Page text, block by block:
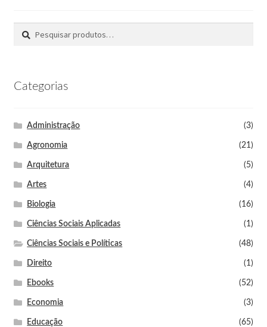
Pesquisar
Categorias
Administração (3)
Agronomia (21)
Arquitetura (5)
Artes (4)
Biologia (16)
Ciências Sociais Aplicadas (1)
Ciências Sociais e Políticas (48)
Direito (1)
Ebooks (52)
Economia (3)
Educação (65)